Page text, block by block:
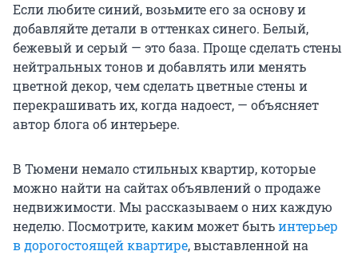
Если любите синий, возьмите его за основу и
добавляйте детали в оттенках синего. Белый,
бежевый и серый — это база. Проще сделать стены
нейтральных тонов и добавлять или менять
цветной декор, чем сделать цветные стены и
перекрашивать их, когда надоест, — объясняет
автор блога об интерьере.
В Тюмени немало стильных квартир, которые
можно найти на сайтах объявлений о продаже
недвижимости. Мы рассказываем о них каждую
неделю. Посмотрите, каким может бытьинтерьер
в дорогостоящей квартире, выставленной на